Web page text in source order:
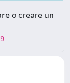
o creare un